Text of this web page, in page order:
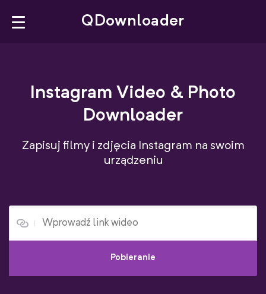
×
Bookmarklet
YouTube Downloader
Facebook Downloader
Polski‎
QDownloader
Instagram Video & Photo
Downloader
Zapisuj filmy i zdjęcia Instagram na swoim
urządzeniu
Pobieranie